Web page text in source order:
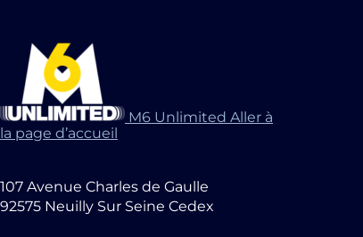
M6 Unlimited Aller à
la page d’accueil
107 Avenue Charles de Gaulle
92575 Neuilly Sur Seine Cedex